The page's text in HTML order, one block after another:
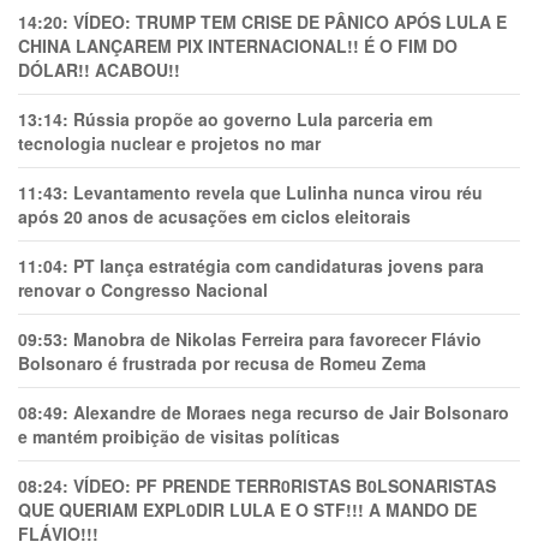
14:20: VÍDEO: TRUMP TEM CRlSE DE PÂNlCO APÓS LULA E
CHINA LANÇAREM PIX INTERNACIONAL!! É O FIM DO
DÓLAR!! ACABOU!!
13:14: Rússia propõe ao governo Lula parceria em
tecnologia nuclear e projetos no mar
11:43: Levantamento revela que Lulinha nunca virou réu
após 20 anos de acusações em ciclos eleitorais
11:04: PT lança estratégia com candidaturas jovens para
renovar o Congresso Nacional
09:53: Manobra de Nikolas Ferreira para favorecer Flávio
Bolsonaro é frustrada por recusa de Romeu Zema
08:49: Alexandre de Moraes nega recurso de Jair Bolsonaro
e mantém proibição de visitas políticas
08:24: VÍDEO: PF PRENDE TERR0RlSTAS B0LSONARlSTAS
QUE QUERIAM EXPL0DlR LULA E O STF!!! A MANDO DE
FLÁVIO!!!